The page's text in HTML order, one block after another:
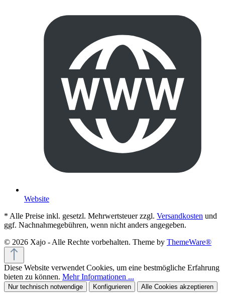
Website
* Alle Preise inkl. gesetzl. Mehrwertsteuer zzgl. Versandkosten und
ggf. Nachnahmegebühren, wenn nicht anders angegeben.
© 2026 Xajo - Alle Rechte vorbehalten. Theme by ThemeWare®
Diese Website verwendet Cookies, um eine bestmögliche Erfahrung
bieten zu können. Mehr Informationen ...
Nur technisch notwendige Konfigurieren Alle Cookies akzeptieren